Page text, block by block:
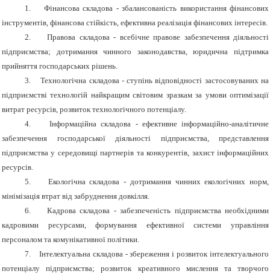
1.
Фінансова складова - збалансованість використання фінансових
інструментів, фінансова стійкість, ефективна реалізація фінансових інтересів.
2.
Правова складова - всебічне правове забезпечення діяльності
підприємства; дотримання чинного законодавства, юридична підтримка
прийняття господарських рішень.
3.
Технологічна складова - ступінь відповідності застосовуваних на
підприємстві технологій найкращим світовим зразкам за умови оптимізації
витрат ресурсів, розвиток технологічного потенціалу.
4.
Інформаційна складова - ефективне інформаційно-аналітичне
забезпечення господарської діяльності підприємства, представлення
підприємства у середовищі партнерів та конкурентів, захист інформаційних
ресурсів.
5.
Екологічна складова - дотримання чинних екологічних норм,
мінімізація втрат від забруднення довкілля.
6.
Кадрова складова - забезпеченість підприємства необхідними
кадровими ресурсами, формування ефективної системи управління
персоналом та комунікативної політики.
7.
Інтелектуальна складова - збереження і розвиток інтелектуального
потенціалу підприємства; розвиток креативного мислення та творчого